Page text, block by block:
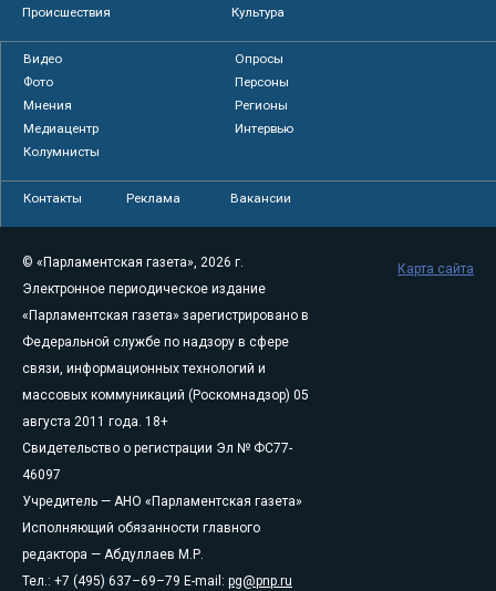
Происшествия
Культура
Видео
Опросы
Фото
Персоны
Мнения
Регионы
Медиацентр
Интервью
Колумнисты
Контакты Реклама Вакансии
© «Парламентская газета», 2026 г.
Электронное периодическое издание
«Парламентская газета» зарегистрировано в
Федеральной службе по надзору в сфере
связи, информационных технологий и
массовых коммуникаций (Роскомнадзор) 05
августа 2011 года. 18+
Свидетельство о регистрации Эл № ФС77-
46097
Учредитель — АНО «Парламентская газета»
Исполняющий обязанности главного
редактора — Абдуллаев М.Р.
Тел.: +7 (495) 637–69–79 E-mail: pg@pnp.ru
Карта сайта